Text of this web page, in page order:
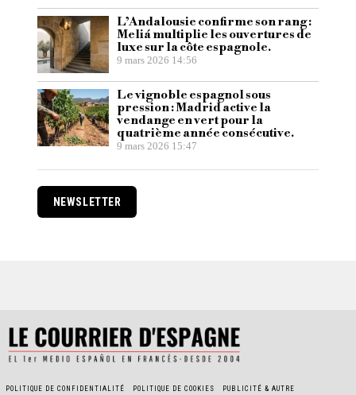
L’Andalousie confirme son rang :
Meliá multiplie les ouvertures de
luxe sur la côte espagnole.
9 mars 2026 14:56
Le vignoble espagnol sous
pression : Madrid active la
vendange en vert pour la
quatrième année consécutive.
9 mars 2026 15:47
NEWSLETTER
POLITIQUE DE CONFIDENTIALITÉ POLITIQUE DE COOKIES PUBLICITÉ & AUTRE